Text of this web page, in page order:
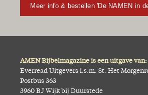
Meer info & bestellen 'De NAMEN in
AMEN Bijbelmagazine is een uitgave van:
Everread Uitgevers i.s.m. St. Het
Postbus 363
3960 BJ Wijk bij Duurstede